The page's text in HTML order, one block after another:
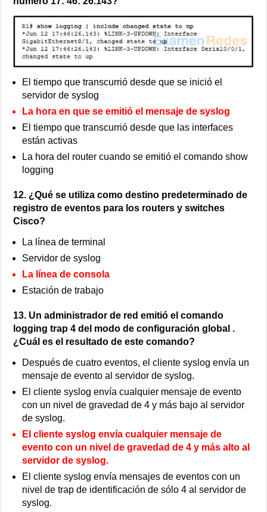
El tiempo que transcurrió desde que se inició el
servidor de syslog
La hora en que se emitió el mensaje de syslog
El tiempo que transcurrió desde que las interfaces
están activas
La hora del router cuando se emitió el comando show
logging
12. ¿Qué se utiliza como destino predeterminado de
registro de eventos para los routers y switches
Cisco?
La línea de terminal
Servidor de syslog
La línea de consola
Estación de trabajo
13. Un administrador de red emitió el comando
logging trap 4 del modo de configuración global .
¿Cuál es el resultado de este comando?
Después de cuatro eventos, el cliente syslog envía un
mensaje de evento al servidor de syslog.
El cliente syslog envía cualquier mensaje de evento
con un nivel de gravedad de 4 y más bajo al servidor
de syslog.
El cliente syslog envía cualquier mensaje de
evento con un nivel de gravedad de 4 y más alto al
servidor de syslog.
El cliente syslog envía mensajes de eventos con un
nivel de trap de identificación de sólo 4 al servidor de
syslog.